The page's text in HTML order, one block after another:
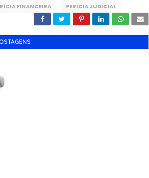
FINANCEIRA PERÍCIA JUDICIAL